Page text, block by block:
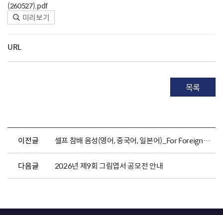
(260527).pdf
미리보기
URL
목록
이전글 셀프 참배 음성(영어, 중국어, 일본어)_For Foreigners
다음글 2026년 제9회 그림엽서 공모전 안내